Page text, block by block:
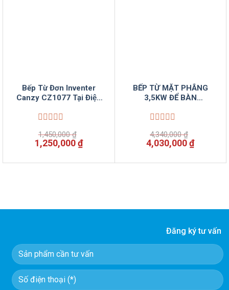
Bếp Từ Đơn Inventer
Canzy CZ1077 Tại Điện
xếp
hạng
5
1,450,000₫
Giá
gốc
là:
1,250,000₫Giá
hiện
tại
BẾP TỪ MẶT PHẲNG
3,5KW ĐỂ BÀN
xếp
hạng
5
4,340,000₫
Giá
gốc
là:
4,030,000₫Giá
hiện
tại
Đăng ký tư vấn